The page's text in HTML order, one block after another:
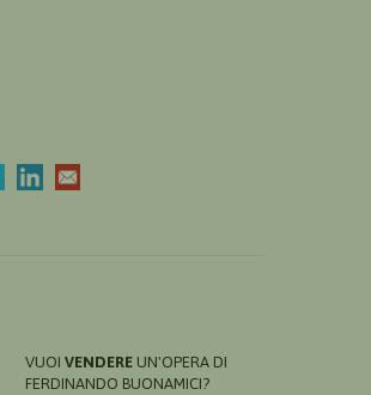
VUOI VENDERE UN'OPERA DI
FERDINANDO BUONAMICI?